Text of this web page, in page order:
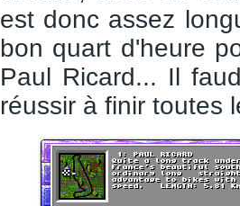
est donc assez
bon quart d'heure
Paul Ricard... Il
réussir à finir toutes